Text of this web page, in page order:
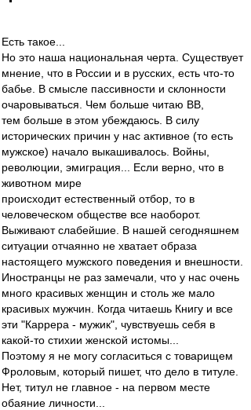
Есть такое...
Но это наша национальная черта. Существует
мнение, что в России и в русских, есть что-то
бабье. В смысле пассивности и склонности
очаровываться. Чем больше читаю ВВ,
тем больше в этом убеждаюсь. В силу
исторических причин у нас активное (то есть
мужское) начало выкашивалось. Войны,
революции, эмиграция... Если верно, что в
животном мире
происходит естественный отбор, то в
человеческом обществе все наоборот.
Выживают слабейшие. В нашей сегодняшнем
ситуации отчаянно не хватает образа
настоящего мужского поведения и внешности.
Иностранцы не раз замечали, что у нас очень
много красивых женщин и столь же мало
красивых мужчин. Когда читаешь Книгу и все
эти "Каррера - мужик", чувствуешь себя в
какой-то стихии женской истомы...
Поэтому я не могу согласиться с товарищем
Фроловым, который пишет, что дело в титуле.
Нет, титул не главное - на первом месте
обаяние личности...